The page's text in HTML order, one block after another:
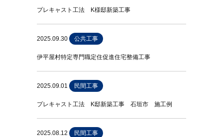
プレキャスト工法 K様邸新築工事
2025.09.30 公共工事
伊平屋村特定専門職定住促進住宅整備工事
2025.09.01 民間工事
プレキャスト工法 K邸新築工事 石垣市 施工例
2025.08.12 民間工事